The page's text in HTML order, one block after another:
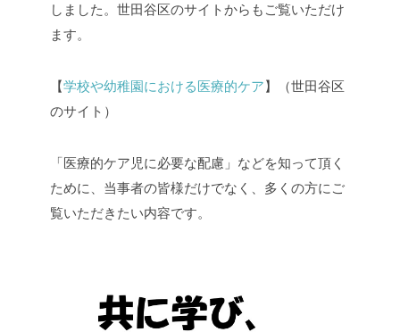
しました。世田谷区のサイトからもご覧いただけ
ます。
【学校や幼稚園における医療的ケア】（世田谷区
のサイト）
「医療的ケア児に必要な配慮」などを知って頂く
ために、当事者の皆様だけでなく、多くの方にご
覧いただきたい内容です。